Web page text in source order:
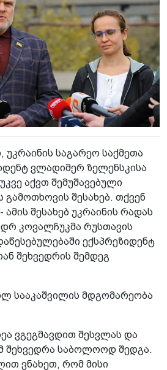
უკრაინის საგარეო საქმეთა
ვლადიმერ ზელენსკისა
აქვთ შემუშავებული
გამოთხოვის შესახებ. თქვენ
შესახებ უკრაინის რადას
კოვალჩუკმა რუსთავის
ექსპრეზიდენტ
შეხვედრის შემდეგ
სააკაშვილის მდგომარეობა
ვგეგმავდით შესვლას და
შეხვედრა საბოლოოდ შედგა.
ვნახეთ, რომ მისი